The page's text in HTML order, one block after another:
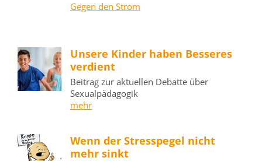
Gegen den Strom
Unsere Kinder haben Besseres
verdient
Beitrag zur aktuellen Debatte über
Sexualpädagogik
mehr
Wenn der Stresspegel nicht
mehr sinkt